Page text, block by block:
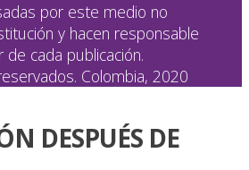
por este medio no
y hacen responsable
cada publicación.
Colombia, 2020
DESPUÉS DE